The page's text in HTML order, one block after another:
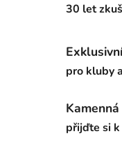
30 let
pro kluby
přijďte si